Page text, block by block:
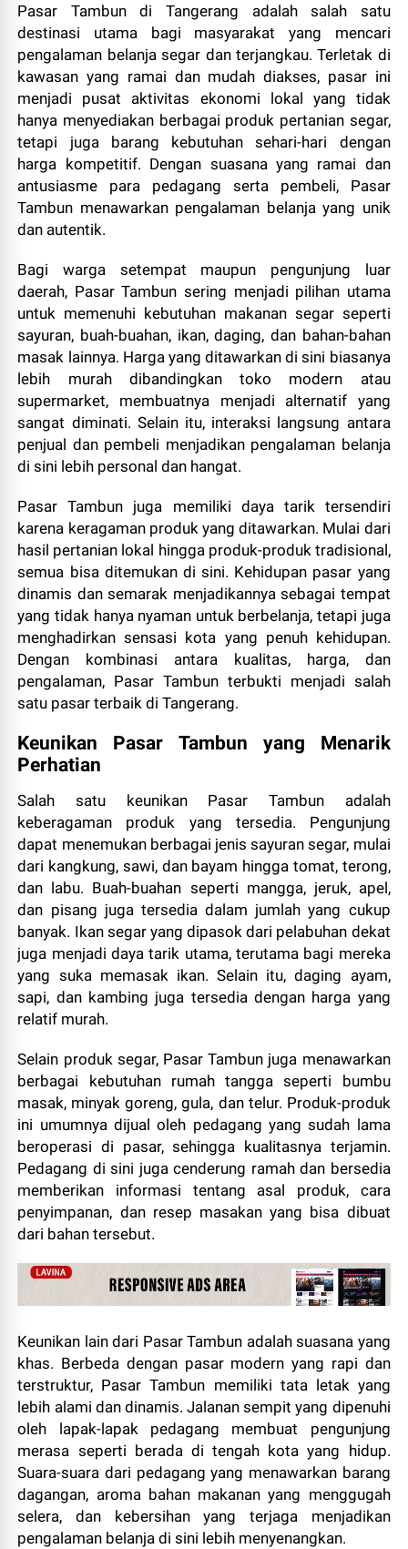
Pasar Tambun di Tangerang adalah salah satu
destinasi utama bagi masyarakat yang mencari
pengalaman belanja segar dan terjangkau. Terletak di
kawasan yang ramai dan mudah diakses, pasar ini
menjadi pusat aktivitas ekonomi lokal yang tidak
hanya menyediakan berbagai produk pertanian segar,
tetapi juga barang kebutuhan sehari-hari dengan
harga kompetitif. Dengan suasana yang ramai dan
antusiasme para pedagang serta pembeli, Pasar
Tambun menawarkan pengalaman belanja yang unik
dan autentik.
Bagi warga setempat maupun pengunjung luar
daerah, Pasar Tambun sering menjadi pilihan utama
untuk memenuhi kebutuhan makanan segar seperti
sayuran, buah-buahan, ikan, daging, dan bahan-bahan
masak lainnya. Harga yang ditawarkan di sini biasanya
lebih murah dibandingkan toko modern atau
supermarket, membuatnya menjadi alternatif yang
sangat diminati. Selain itu, interaksi langsung antara
penjual dan pembeli menjadikan pengalaman belanja
di sini lebih personal dan hangat.
Pasar Tambun juga memiliki daya tarik tersendiri
karena keragaman produk yang ditawarkan. Mulai dari
hasil pertanian lokal hingga produk-produk tradisional,
semua bisa ditemukan di sini. Kehidupan pasar yang
dinamis dan semarak menjadikannya sebagai tempat
yang tidak hanya nyaman untuk berbelanja, tetapi juga
menghadirkan sensasi kota yang penuh kehidupan.
Dengan kombinasi antara kualitas, harga, dan
pengalaman, Pasar Tambun terbukti menjadi salah
satu pasar terbaik di Tangerang.
Keunikan Pasar Tambun yang Menarik
Perhatian
Salah satu keunikan Pasar Tambun adalah
keberagaman produk yang tersedia. Pengunjung
dapat menemukan berbagai jenis sayuran segar, mulai
dari kangkung, sawi, dan bayam hingga tomat, terong,
dan labu. Buah-buahan seperti mangga, jeruk, apel,
dan pisang juga tersedia dalam jumlah yang cukup
banyak. Ikan segar yang dipasok dari pelabuhan dekat
juga menjadi daya tarik utama, terutama bagi mereka
yang suka memasak ikan. Selain itu, daging ayam,
sapi, dan kambing juga tersedia dengan harga yang
relatif murah.
Selain produk segar, Pasar Tambun juga menawarkan
berbagai kebutuhan rumah tangga seperti bumbu
masak, minyak goreng, gula, dan telur. Produk-produk
ini umumnya dijual oleh pedagang yang sudah lama
beroperasi di pasar, sehingga kualitasnya terjamin.
Pedagang di sini juga cenderung ramah dan bersedia
memberikan informasi tentang asal produk, cara
penyimpanan, dan resep masakan yang bisa dibuat
dari bahan tersebut.
Keunikan lain dari Pasar Tambun adalah suasana yang
khas. Berbeda dengan pasar modern yang rapi dan
terstruktur, Pasar Tambun memiliki tata letak yang
lebih alami dan dinamis. Jalanan sempit yang dipenuhi
oleh lapak-lapak pedagang membuat pengunjung
merasa seperti berada di tengah kota yang hidup.
Suara-suara dari pedagang yang menawarkan barang
dagangan, aroma bahan makanan yang menggugah
selera, dan kebersihan yang terjaga menjadikan
pengalaman belanja di sini lebih menyenangkan.